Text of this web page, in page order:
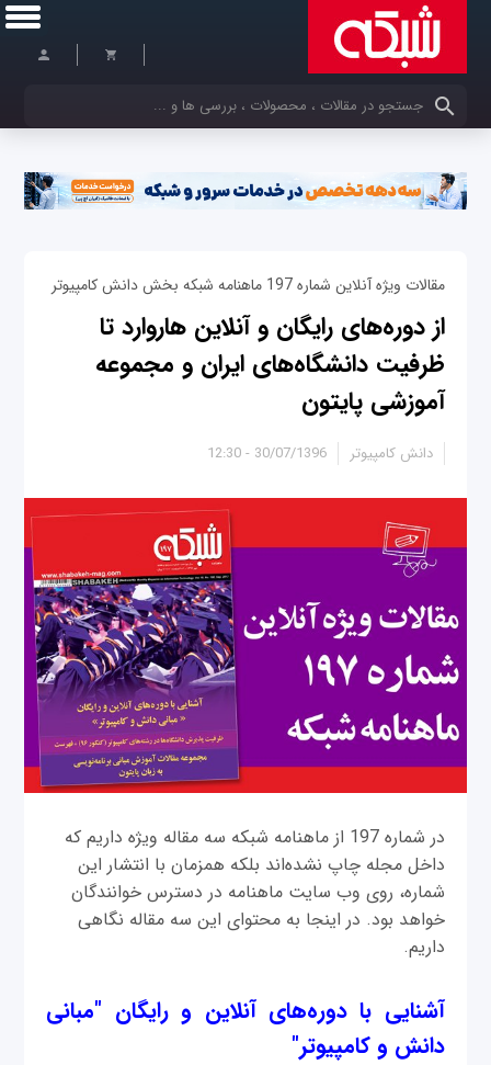
کلمات کلیدی خود را وارد کنید
مقالات ویژه آنلاین شماره 197 ماهنامه شبکه بخش دانش کامپیوتر
از دوره‌های رایگان و آنلاین هاروارد تا
ظرفیت دانشگاه‌های ایران و مجموعه
آموزشی پایتون
30/07/1396 - 12:30 دانش کامپیوتر
در شماره 197 از ماهنامه شبکه سه مقاله ویژه داریم که
داخل مجله چاپ نشده‌اند بلکه همزمان با انتشار این
شماره، روی وب سایت ماهنامه در دسترس خوانندگان
خواهد بود. در اینجا به محتوای این سه مقاله نگاهی
داریم.
آشنایی با دوره‌های آنلاین و رایگان "مبانی
دانش و کامپیوتر"